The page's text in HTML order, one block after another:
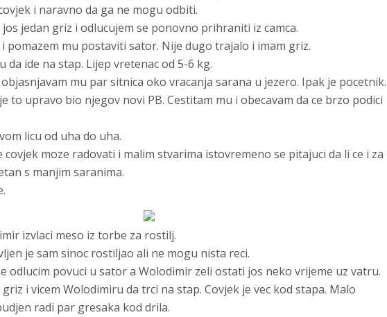
i naravno da ga ne mogu odbiti.
jedan griz i odlucujem se ponovno prihraniti iz camca.
pomazem mu postaviti sator. Nije dugo trajalo i imam griz.
da ide na stap. Lijep vretenac od 5-6 kg.
mu par sitnica oko vracanja sarana u jezero. Ipak je pocetnik.
to upravo bio njegov novi PB. Cestitam mu i obecavam da ce brzo podici
licu od uha do uha.
covjek moze radovati i malim stvarima istovremeno se pitajuci da li ce i za
s manjim saranima.
izvlaci meso iz torbe za rostilj.
je sam sinoc rostiljao ali ne mogu nista reci.
odlucim povuci u sator a Wolodimir zeli ostati jos neko vrijeme uz vatru.
i vicem Wolodimiru da trci na stap. Covjek je vec kod stapa. Malo
radi par gresaka kod drila.